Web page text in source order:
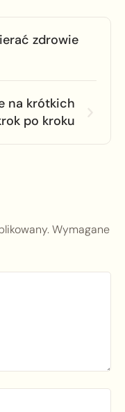
zdrowie
na krótkich
po kroku
Wymagane